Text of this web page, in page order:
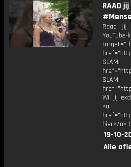
RAAD
Raad jij
Wil jij
<a
hier</a>
19-10-
Alle